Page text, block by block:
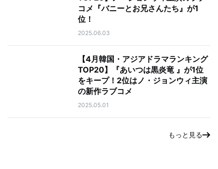
コメ『バニーとお兄さんたち』が1
位！
2025.06.03
【4月韓国・アジアドラマランキング
TOP20】『あいつは黒炎竜 』が1位
をキープ！2位はノ・ジョンウィ主演
の新作ラブコメ
2025.05.01
もっと見る